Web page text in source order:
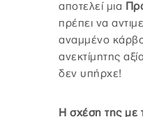
αποτελεί μια
πρέπει να
αναμμένο
ανεκτίμητης
δεν υπήρχε!
Η σχέση της με